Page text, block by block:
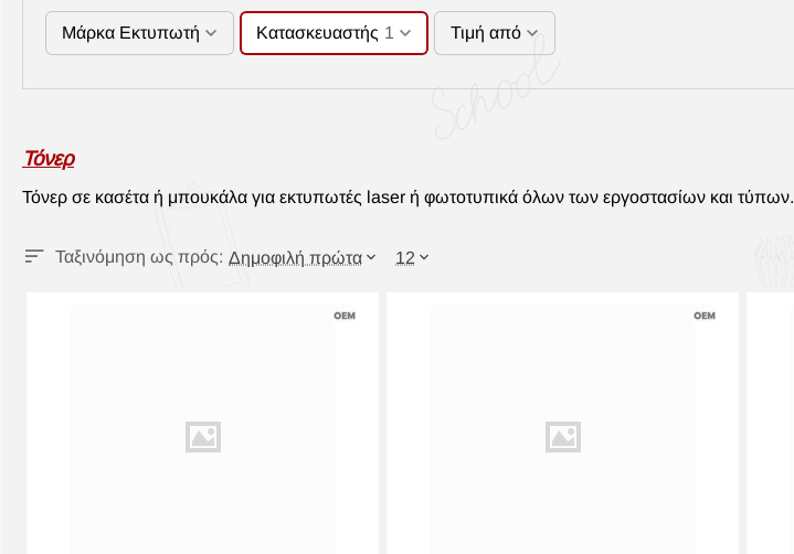
Μάρκα Εκτυπωτή Κατασκευαστής 1 Τιμή από
Τόνερ
Τόνερ σε κασέτα ή μπουκάλα για εκτυπωτές laser ή φωτοτυπικά όλων των εργοστασίων και τύπων.
Ταξινόμηση ως πρός: Δημοφιλή πρώτα 12